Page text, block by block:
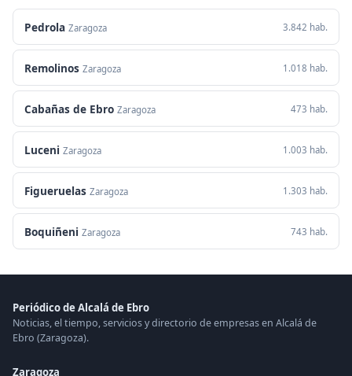
Pedrola Zaragoza 3.842 hab.
Remolinos Zaragoza 1.018 hab.
Cabañas de Ebro Zaragoza 473 hab.
Luceni Zaragoza 1.003 hab.
Figueruelas Zaragoza 1.303 hab.
Boquiñeni Zaragoza 743 hab.
Periódico de Alcalá de Ebro
Noticias, el tiempo, servicios y directorio de empresas en Alcalá de
Ebro (Zaragoza).
Zaragoza